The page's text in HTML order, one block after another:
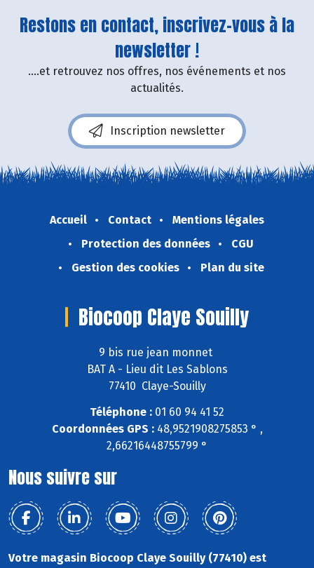
Restons en contact, inscrivez-vous à la
newsletter !
....et retrouvez nos offres, nos événements et nos
actualités.
Inscription newsletter
Accueil Contact
Mentions légales
Protection des données
CGU
Gestion des cookies
Plan du site
Biocoop Claye Souilly
9 bis rue jean monnet
BAT A - Lieu dit Les Sablons
77410 Claye-Souilly
Téléphone : 01 60 94 41 52
Coordonnées GPS :48,9521908275853 ° ,
2,66216448755799 °
Nous suivre sur
Votre magasin Biocoop Claye Souilly (77410) est